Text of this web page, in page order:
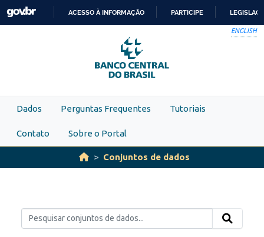
Skip to main content
PARA
O
CONTEÚDO
ACESSO À INFORMAÇÃO PARTICIPE
ENGLISH
Dados Perguntas Frequentes Tutoriais
Contato Sobre o Portal
Conjuntos de dados